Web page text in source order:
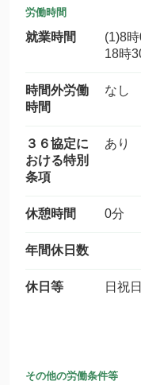
労働時間
就業時間
(1)8
18時
時間外労働
時間
なし
３６協定に
おける特別
条項
あり
休憩時間 0分
年間休日数
休日等 日祝
その他の労働条件等